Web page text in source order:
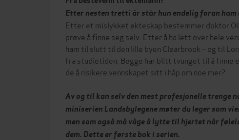
Etter nesten tretti år står hun endelig foran ham
Etter et mislykket ekteskap bestemmer doktor
prøve å finne seg selv. Etter å ha lett over hele
ham til slutt til den lille byen Clearbrook – og til
fra studietiden. Begge har blitt tvunget til å finne
de å risikere vennskapet sitt i håp om noe mer?
Av og til kan selv den mest profesjonelle trenge
miniserien Landsbylegene møter du leger som
men som også må våge å lytte til hjertet når
dem. Dette er første bok i serien.